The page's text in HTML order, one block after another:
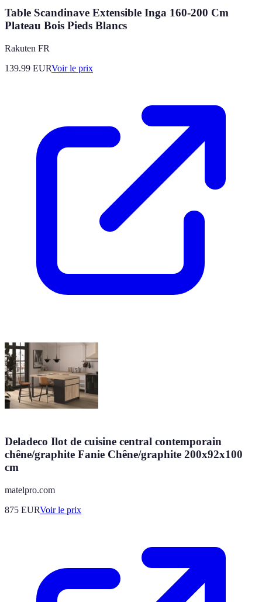
Table Scandinave Extensible Inga 160-200 Cm
Plateau Bois Pieds Blancs
Rakuten FR
139.99 EURVoir le prix
Deladeco Ilot de cuisine central contemporain
chêne/graphite Fanie Chêne/graphite 200x92x100
cm
matelpro.com
875 EURVoir le prix